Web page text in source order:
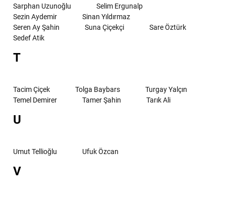
Sarphan Uzunoğlu
Selim Ergunalp
Sezin Aydemir
Sinan Yıldırmaz
Seren Ay Şahin
Suna Çiçekçi
Sare Öztürk
Sedef Atik
T
Tacim Çiçek Tolga Baybars
Turgay Yalçın
Temel Demirer
Tamer Şahin Tarık Ali
U
Umut Tellioğlu Ufuk Özcan
V